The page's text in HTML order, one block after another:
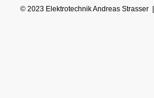
© 2023 Elektrotechnik Andreas Strasser |